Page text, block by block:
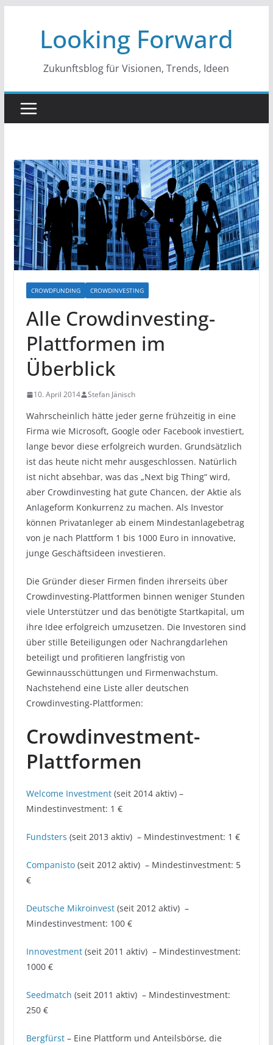
springenLooking Forward
Zukunftsblog für Visionen, Trends, Ideen
CROWDFUNDING CROWDINVESTING
Alle Crowdinvesting-
Plattformen im
Überblick
10. April 2014 Stefan Jänisch
Wahrscheinlich hätte jeder gerne frühzeitig in eine
Firma wie Microsoft, Google oder Facebook investiert,
lange bevor diese erfolgreich wurden. Grundsätzlich
ist das heute nicht mehr ausgeschlossen. Natürlich
ist nicht absehbar, was das „Next big Thing“ wird,
aber Crowdinvesting hat gute Chancen, der Aktie als
Anlageform Konkurrenz zu machen. Als Investor
können Privatanleger ab einem Mindestanlagebetrag
von je nach Plattform 1 bis 1000 Euro in innovative,
junge Geschäftsideen investieren.
Die Gründer dieser Firmen finden ihrerseits über
Crowdinvesting-Plattformen binnen weniger Stunden
viele Unterstützer und das benötigte Startkapital, um
ihre Idee erfolgreich umzusetzen. Die Investoren sind
über stille Beteiligungen oder Nachrangdarlehen
beteiligt und profitieren langfristig von
Gewinnausschüttungen und Firmenwachstum.
Nachstehend eine Liste aller deutschen
Crowdinvesting-Plattformen:
Crowdinvestment-
Plattformen
Welcome Investment(seit 2014 aktiv) –
Mindestinvestment: 1 €
Fundsters (seit 2013 aktiv) – Mindestinvestment: 1 €
Companisto(seit 2012 aktiv) – Mindestinvestment: 5
€
Deutsche Mikroinvest(seit 2012 aktiv) –
Mindestinvestment: 100 €
Innovestment(seit 2011 aktiv) – Mindestinvestment:
1000 €
Seedmatch (seit 2011 aktiv) – Mindestinvestment:
250 €
Bergfürst– Eine Plattform und Anteilsbörse, die